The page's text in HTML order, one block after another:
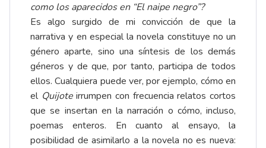
como los aparecidos en “El naipe negro”?
Es algo surgido de mi convicción de que la
narrativa y en especial la novela constituye no un
género aparte, sino una síntesis de los demás
géneros y de que, por tanto, participa de todos
ellos. Cualquiera puede ver, por ejemplo, cómo en
el Quijoteirrumpen con frecuencia relatos cortos
que se insertan en la narración o cómo, incluso,
poemas enteros. En cuanto al ensayo, la
posibilidad de asimilarlo a la novela no es nueva: